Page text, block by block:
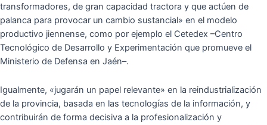
transformadores, de gran capacidad tractora y que actúen de
palanca para provocar un cambio sustancial» en el modelo
productivo jiennense, como por ejemplo el Cetedex –Centro
Tecnológico de Desarrollo y Experimentación que promueve el
Ministerio de Defensa en Jaén–.
Igualmente, «jugarán un papel relevante» en la reindustrialización
de la provincia, basada en las tecnologías de la información, y
contribuirán de forma decisiva a la profesionalización y